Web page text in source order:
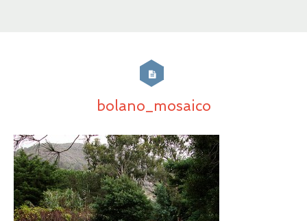
bolano_mosaico